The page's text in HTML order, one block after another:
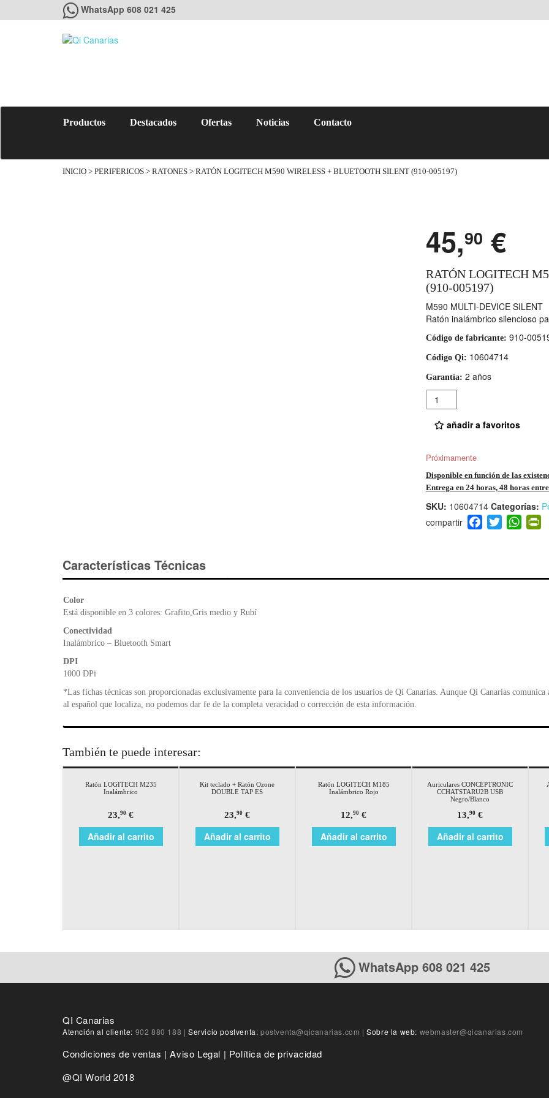
WhatsApp 608 021 425
Productos Destacados Ofertas Noticias Contacto
INICIO > PERIFERICOS > RATONES > RATÓN LOGITECH M590 WIRELESS + BLUETOOTH SILENT (910-005197)
45,90 €
RATÓN LOGITECH
(910-005197)
M590 MULTI-DEVICE SILENT
Ratón inalámbrico silencioso
Código de fabricante: 910-
Código Qi: 10604714
Garantía: 2 años
Cantidad
añadir a favoritos
Próximamente
Disponible en función de las
Entrega en 24 horas, 48 horas
SKU: 10604714 Categorías:
F
a
b
T
wi
W
h
A
Pr
in
e
Características Técnicas
Color
Está disponible en 3 colores: Grafito,Gris medio y Rubí
Conectividad
Inalámbrico – Bluetooth Smart
DPI
1000 DPi
*Las fichas técnicas son proporcionadas exclusivamente para la conveniencia de los usuarios de Qi Canarias. Aunque Qi Canarias
al español que localiza, no podemos dar fe de la completa veracidad o corrección de esta información.
También te puede interesar:
Ratón LOGITECH M235
Inalámbrico
23,90 €
Añadir al carrito
Kit teclado + Ratón Ozone
DOUBLE TAP ES
23,90 €
Añadir al carrito
Ratón LOGITECH M185
Inalámbrico Rojo
12,90 €
Añadir al carrito
Auriculares CONCEPTRONIC
CCHATSTARU2B USB
Negro/Blanco
13,90 €
Añadir al carrito
WhatsApp 608 021 425
QI Canarias
Atención al cliente: 902 880 188 | Servicio postventa:postventa@qicanarias.com | Sobre la web: webmaster@qicanarias.com
Condiciones de ventas |Aviso Legal | Política de privacidad
@QI World 2018